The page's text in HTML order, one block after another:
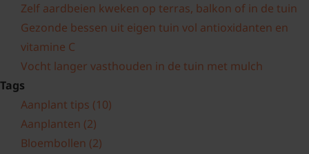
Zelf aardbeien kweken op terras, balkon of in de tuin
Gezonde bessen uit eigen tuin vol antioxidanten en
vitamine C
Vocht langer vasthouden in de tuin met mulch
Tags
Aanplant tips (10)
Aanplanten (2)
Bloembollen (2)